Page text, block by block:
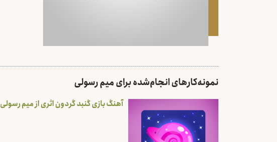
نمونه‌کارهای انجام‌شده برای میم رسولی
آهنگ بازی گنبد گردون اثری از میم رسولی